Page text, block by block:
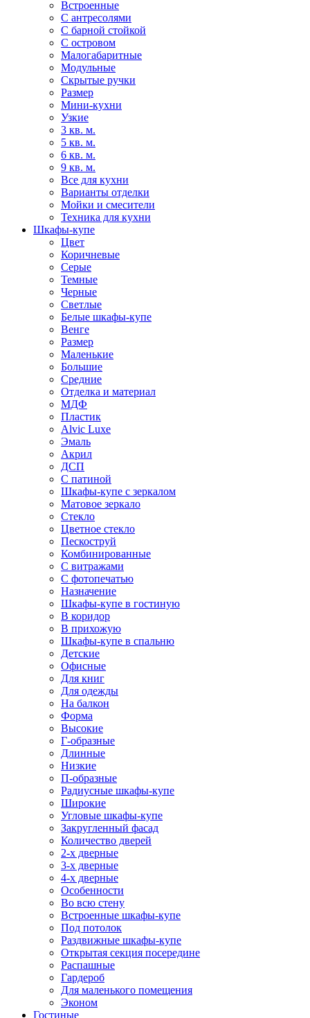
Встроенные
С антресолями
С барной стойкой
С островом
Малогабаритные
Модульные
Скрытые ручки
Размер
Мини-кухни
Узкие
3 кв. м.
5 кв. м.
6 кв. м.
9 кв. м.
Все для кухни
Варианты отделки
Мойки и смесители
Техника для кухни
Шкафы-купе
Цвет
Коричневые
Серые
Темные
Черные
Светлые
Белые шкафы-купе
Венге
Размер
Маленькие
Большие
Средние
Отделка и материал
МДФ
Пластик
Alvic Luxe
Эмаль
Акрил
ДСП
С патиной
Шкафы-купе с зеркалом
Матовое зеркало
Стекло
Цветное стекло
Пескоструй
Комбинированные
С витражами
С фотопечатью
Назначение
Шкафы-купе в гостиную
В коридор
В прихожую
Шкафы-купе в спальню
Детские
Офисные
Для книг
Для одежды
На балкон
Форма
Высокие
Г-образные
Длинные
Низкие
П-образные
Радиусные шкафы-купе
Широкие
Угловые шкафы-купе
Закругленный фасад
Количество дверей
2-х дверные
3-х дверные
4-х дверные
Особенности
Во всю стену
Встроенные шкафы-купе
Под потолок
Раздвижные шкафы-купе
Открытая секция посередине
Распашные
Гардероб
Для маленького помещения
Эконом
Гостиные